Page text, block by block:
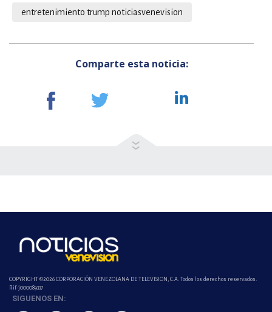
entretenimiento trump noticiasvenevision
Comparte esta noticia:
COPYRIGHT ©2026 CORPORACIÓN VENEZOLANA DE TELEVISION, C.A. Todos los derechos reservados.
Rif-j000089337
SIGUENOS EN: